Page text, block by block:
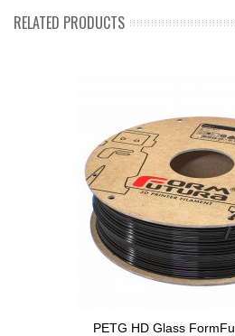
RELATED PRODUCTS
PETG HD Glass